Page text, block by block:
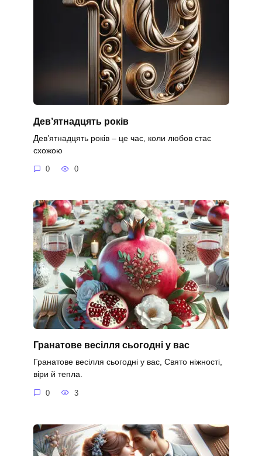
Дев’ятнадцять років
Дев’ятнадцять років – це час, коли любов стає
схожою
0 0
Гранатове весілля сьогодні у вас
Гранатове весілля сьогодні у вас, Свято ніжності,
віри й тепла.
0 3